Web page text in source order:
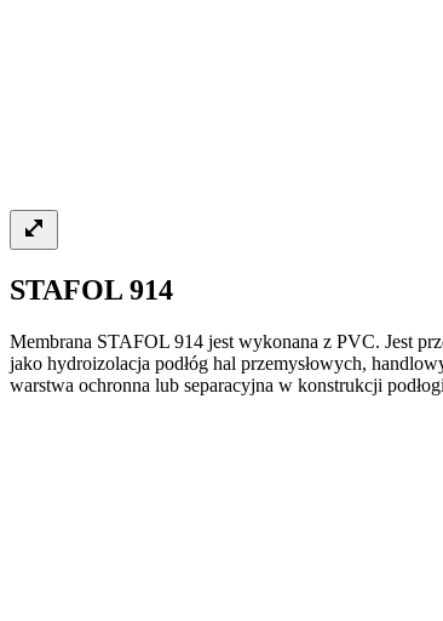
STAFOL 914
Membrana STAFOL 914 jest wykonana z PVC. Jest
jako hydroizolacja podłóg hal przemysłowych,
warstwa ochronna lub separacyjna w konstrukcji